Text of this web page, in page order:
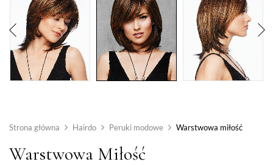
Strona główna Hairdo Peruki modowe Warstwowa miłość
Warstwowa Miłość